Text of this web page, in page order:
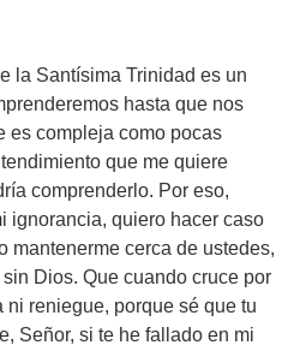
la Santísima Trinidad es un
hasta que nos
es compleja como pocas
que me quiere
comprenderlo. Por eso,
ignorancia, quiero hacer caso
mantenerme cerca de ustedes,
Dios. Que cuando cruce por
reniegue, porque sé que tu
Señor, si te he fallado en mi